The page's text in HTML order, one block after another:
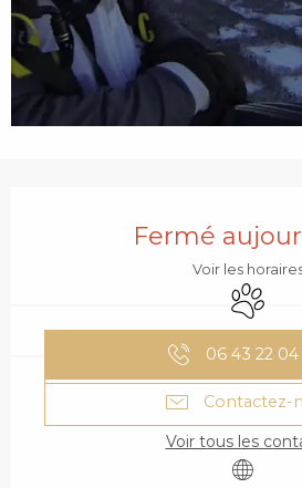
Fermé
Voir les
06 43 22 04
Contactez-
Voir tous les